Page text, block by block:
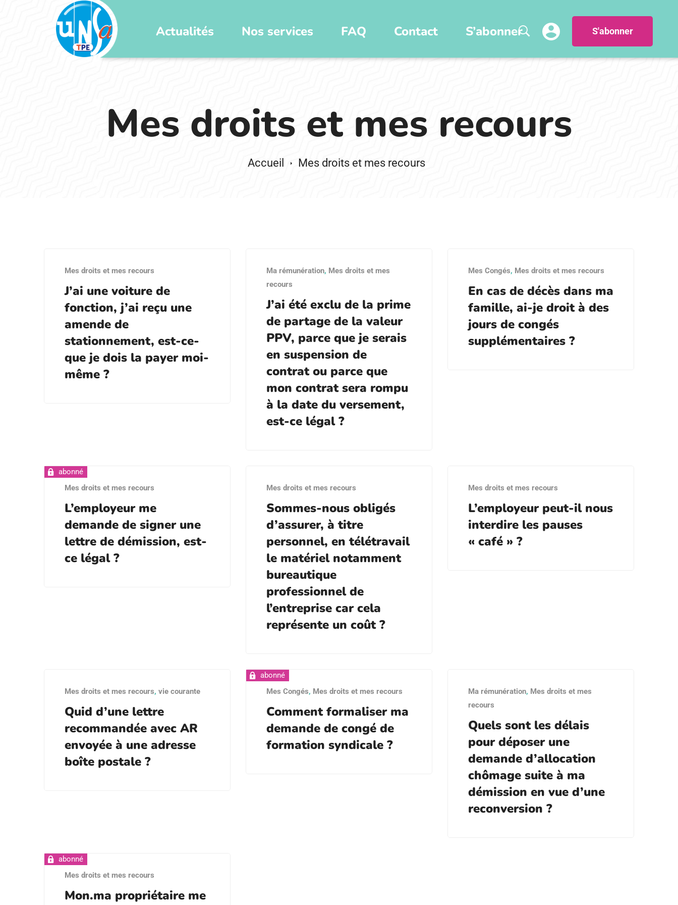
Actualités Nos services FAQ Contact S’abonner S'abonner
Mes droits et mes recours
Mes droits et mes recours
Mes droits et mes recours
J’ai une voiture de
fonction, j’ai reçu une
amende de
stationnement, est-ce-
que je dois la payer moi-
même ?
Ma rémunération, Mes droits et mes
recours
J’ai été exclu de la prime
de partage de la valeur
PPV, parce que je serais
en suspension de
contrat ou parce que
mon contrat sera rompu
à la date du versement,
est-ce légal ?
Mes Congés, Mes droits et mes recours
En cas de décès dans ma
famille, ai-je droit à des
jours de congés
supplémentaires ?
Mes droits et mes recours
L’employeur me
demande de signer une
lettre de démission, est-
ce légal ?
Mes droits et mes recours
Sommes-nous obligés
d’assurer, à titre
personnel, en télétravail
le matériel notamment
bureautique
professionnel de
l’entreprise car cela
représente un coût ?
Mes droits et mes recours
L’employeur peut-il nous
interdire les pauses
« café » ?
Mes droits et mes recours, vie courante
Quid d’une lettre
recommandée avec AR
envoyée à une adresse
boîte postale ?
Mes Congés, Mes droits et mes recours
Comment formaliser ma
demande de congé de
formation syndicale ?
Ma rémunération, Mes droits et mes
recours
Quels sont les délais
pour déposer une
demande d’allocation
chômage suite à ma
démission en vue d’une
reconversion ?
Mes droits et mes recours
Mon.ma propriétaire me